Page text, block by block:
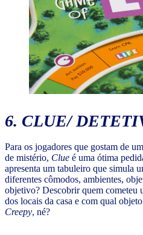
6. CLUE/
Para os jogadores que gostam de
de mistério, Clue é uma ótima
apresenta um tabuleiro que simula
diferentes cômodos, ambientes,
objetivo? Descobrir quem cometeu
dos locais da casa e com qual
Creepy, né?